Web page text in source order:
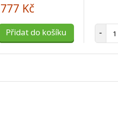
Kč
Přidat do košíku -